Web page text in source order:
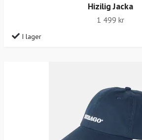
Hizilig Jacka
1 499 kr
I lager